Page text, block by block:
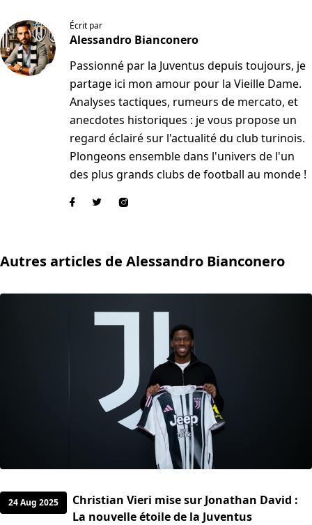
Écrit par
Alessandro Bianconero
Passionné par la Juventus depuis toujours, je
partage ici mon amour pour la Vieille Dame.
Analyses tactiques, rumeurs de mercato, et
anecdotes historiques : je vous propose un
regard éclairé sur l'actualité du club turinois.
Plongeons ensemble dans l'univers de l'un
des plus grands clubs de football au monde !
Autres articles de Alessandro Bianconero
24 Aug 2025
Christian Vieri mise sur Jonathan David :
La nouvelle étoile de la Juventus